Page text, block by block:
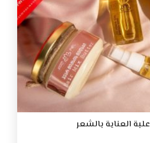
علبة العناية بالشعر